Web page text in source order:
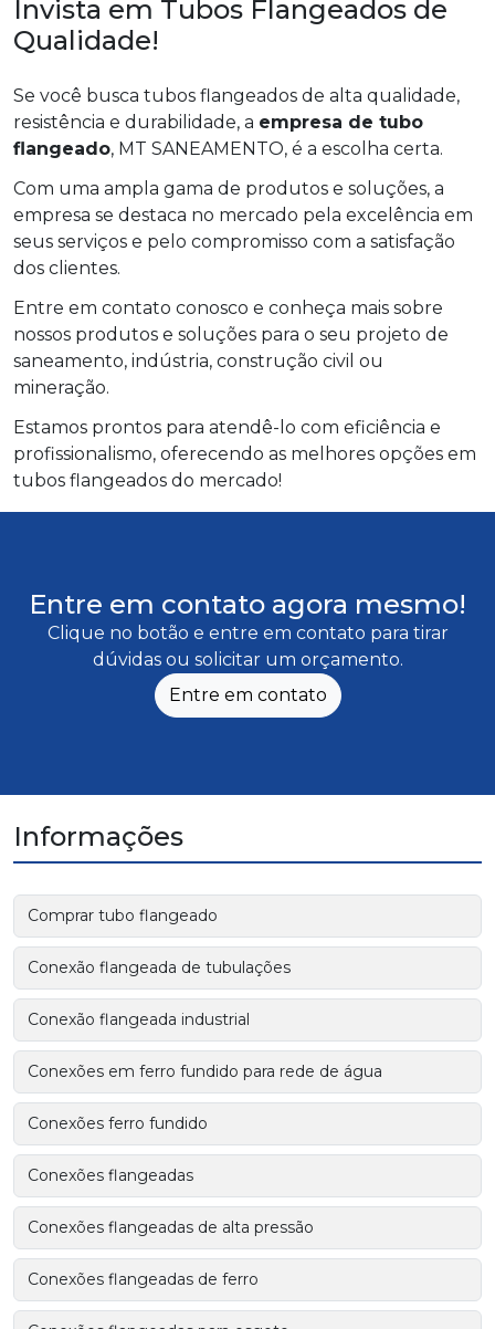
Invista em Tubos Flangeados de
Qualidade!
Se você busca tubos flangeados de alta qualidade,
resistência e durabilidade, a empresa de tubo
flangeado, MT SANEAMENTO, é a escolha certa.
Com uma ampla gama de produtos e soluções, a
empresa se destaca no mercado pela excelência em
seus serviços e pelo compromisso com a satisfação
dos clientes.
Entre em contato conosco e conheça mais sobre
nossos produtos e soluções para o seu projeto de
saneamento, indústria, construção civil ou
mineração.
Estamos prontos para atendê-lo com eficiência e
profissionalismo, oferecendo as melhores opções em
tubos flangeados do mercado!
Entre em contato agora mesmo!
Clique no botão e entre em contato para tirar
dúvidas ou solicitar um orçamento.
Entre em contato
Informações
Comprar tubo flangeado
Conexão flangeada de tubulações
Conexão flangeada industrial
Conexões em ferro fundido para rede de água
Conexões ferro fundido
Conexões flangeadas
Conexões flangeadas de alta pressão
Conexões flangeadas de ferro